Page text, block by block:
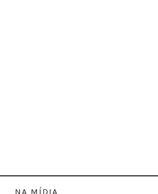
NA MÍDIA